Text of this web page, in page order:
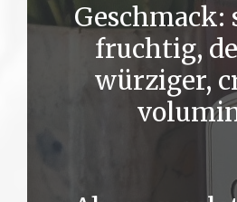
Geschmack:
fruchtig,
würziger,